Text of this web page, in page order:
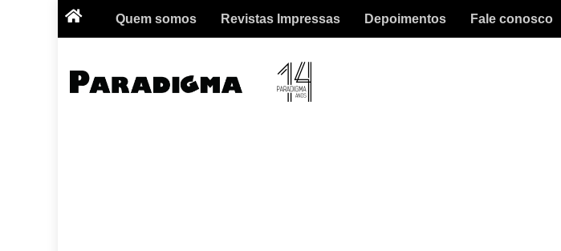
Quem somos Revistas Impressas Depoimentos Fale conosco